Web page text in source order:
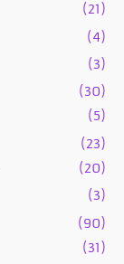
(21)
(4)
(3)
(30)
(5)
(23)
(20)
(3)
(90)
(31)